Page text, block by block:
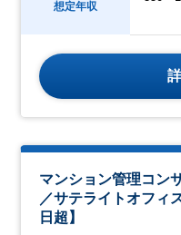
想定年収
マンション管理コン
／サテライトオフィ
日超】